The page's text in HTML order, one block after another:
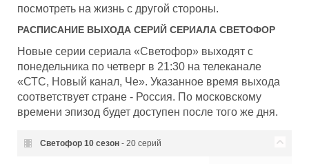
посмотреть на жизнь с другой стороны.
РАСПИСАНИЕ ВЫХОДА СЕРИЙ СЕРИАЛА СВЕТОФОР
Новые серии сериала «Светофор» выходят с
понедельника по четверг в 21:30 на телеканале
«СТС, Новый канал, Че». Указанное время выхода
соответствует стране - Россия. По московскому
времени эпизод будет доступен после того же дня.
Светофор 10 сезон- 20 серий